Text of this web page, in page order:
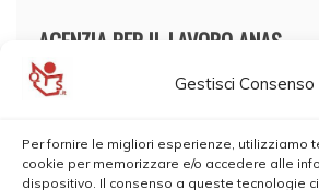
Gestisci Consenso
Per fornire le migliori esperienze, utilizziamo
cookie per memorizzare e/o accedere alle
dispositivo. Il consenso a queste tecnologie
AGENZIA PER IL LAVORO ANAS